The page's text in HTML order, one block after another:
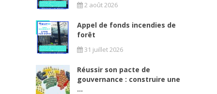
2 août 2026
Appel de fonds incendies de
forêt
31 juillet 2026
Réussir son pacte de
gouvernance : construire une
...